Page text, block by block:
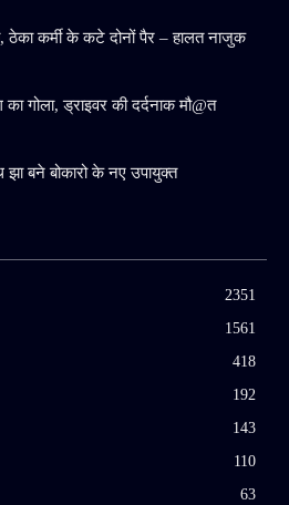
ठेका कर्मी के कटे दोनों पैर – हालत नाजुक
गोला, ड्राइवर की दर्दनाक मौ@त
बने बोकारो के नए उपायुक्त
2351
1561
418
192
143
110
63